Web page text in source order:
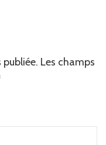
Les champs